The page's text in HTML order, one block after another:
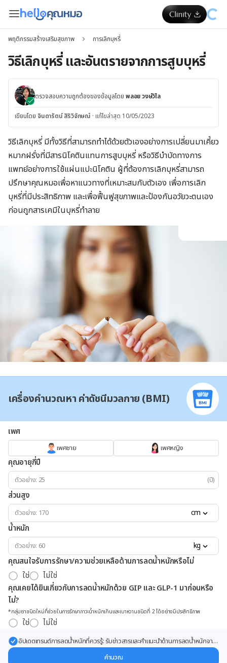
พฤติกรรมสร้างเสริมสุขภาพ การเลิกบุหรี่
วิธีเลิกบุหรี่ และอันตรายจากการสูบบุหรี่
ตรวจสอบความถูกต้องของข้อมูลโดย พลอย วงษ์วิไล
เขียนโดย จินดารัตน์ สิริวิจักษณ์ · แก้ไขล่าสุด 10/05/2023
วิธีเลิกบุหรี่ มีทั้งวิธีที่สามารถทำได้ด้วยตัวเองอย่างการเปลี่ยนมาเคี้ยว
หมากฝรั่งที่มีสารนิโคตินแทนการสูบบุหรี่ หรือวิธีบำบัดทางการ
แพทย์อย่างการใช้แผ่นแปะนิโคติน ผู้ที่ต้องการเลิกบุหรี่สามารถ
ปรึกษาคุณหมอเพื่อหาแนวทางที่เหมาะสมกับตัวเอง เพื่อการเลิก
บุหรี่ที่มีประสิทธิภาพ และเพื่อฟื้นฟูสุขภาพและป้องกันอวัยวะตนเอง
ก่อนถูกสารเคมีในบุหรี่ทำลาย
เครื่องคำนวณหา ค่าดัชนีมวลกาย (BMI)
เพศ
เพศชาย เพศหญิง
คุณอายุกี่ปี
(ปี)
ส่วนสูง
cm
น้ำหนัก
kg
คุณสนใจรับการรักษา/ความช่วยเหลือด้านการลดน้ำหนักหรือไม่
ใช่
ไม่ใช่
คุณเคยได้ยินเกี่ยวกับการลดน้ำหนักด้วย GIP และ GLP-1 มาก่อนหรือ
ไม่?
*กลุ่มยาชนิดใหม่ที่ช่วยในการรักษาภาวะน้ำหนักเกินและเบาหวานชนิดที่ 2 ได้อย่างมีประสิทธิภาพ
ใช่ ไม่ใช่
อัปเดตเทรนด์การลดน้ำหนักที่ควรรู้: รับข่าวสารและคำแนะนำด้านการลดน้ำหนักจาก
คำนวณ